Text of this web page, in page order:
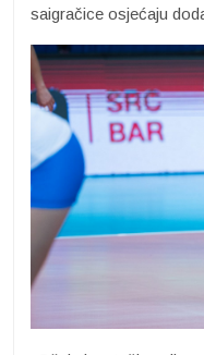
saigračice osjećaju